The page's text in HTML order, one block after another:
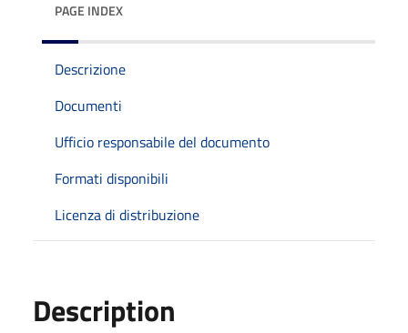
PAGE INDEX
Descrizione
Documenti
Ufficio responsabile del documento
Formati disponibili
Licenza di distribuzione
Description